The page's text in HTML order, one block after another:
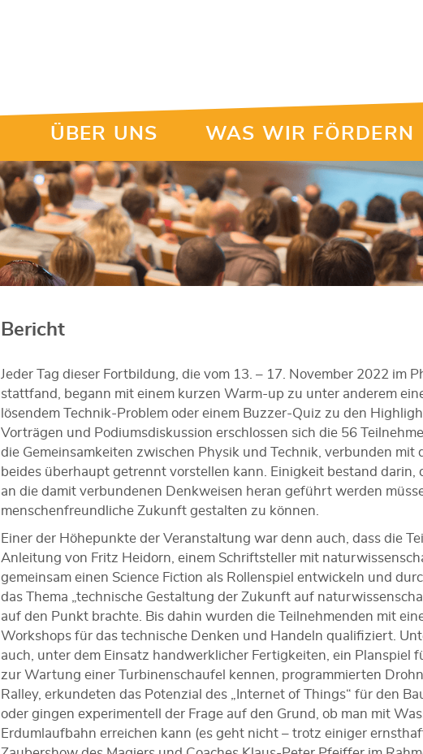
ÜBER UNS WAS WIR FÖRDERN
Bericht
Jeder Tag dieser Fortbildung, die vom 13. – 17. November 2022 im
stattfand, begann mit einem kurzen Warm-up zu unter anderem
lösendem Technik-Problem oder einem Buzzer-Quiz zu den
Vorträgen und Podiumsdiskussion erschlossen sich die 56
die Gemeinsamkeiten zwischen Physik und Technik, verbunden mit
beides überhaupt getrennt vorstellen kann. Einigkeit bestand darin,
an die damit verbundenen Denkweisen heran geführt werden
menschenfreundliche Zukunft gestalten zu können.
Einer der Höhepunkte der Veranstaltung war denn auch, dass die
Anleitung von Fritz Heidorn, einem Schriftsteller mit
gemeinsam einen Science Fiction als Rollenspiel entwickeln und
das Thema „technische Gestaltung der Zukunft auf
auf den Punkt brachte. Bis dahin wurden die Teilnehmenden mit
Workshops für das technische Denken und Handeln qualifiziert.
auch, unter dem Einsatz handwerklicher Fertigkeiten, ein Planspiel
zur Wartung einer Turbinenschaufel kennen, programmierten
Ralley, erkundeten das Potenzial des „Internet of Things“ für den
oder gingen experimentell der Frage auf den Grund, ob man mit
Erdumlaufbahn erreichen kann (es geht nicht – trotz einiger